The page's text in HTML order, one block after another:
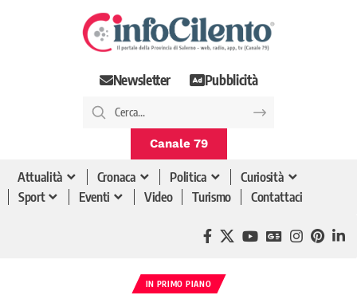
Newsletter Pubblicità
Canale 79
Attualità Cronaca Politica
Curiosità
Sport
Eventi Video Turismo Contattaci
IN PRIMO PIANO